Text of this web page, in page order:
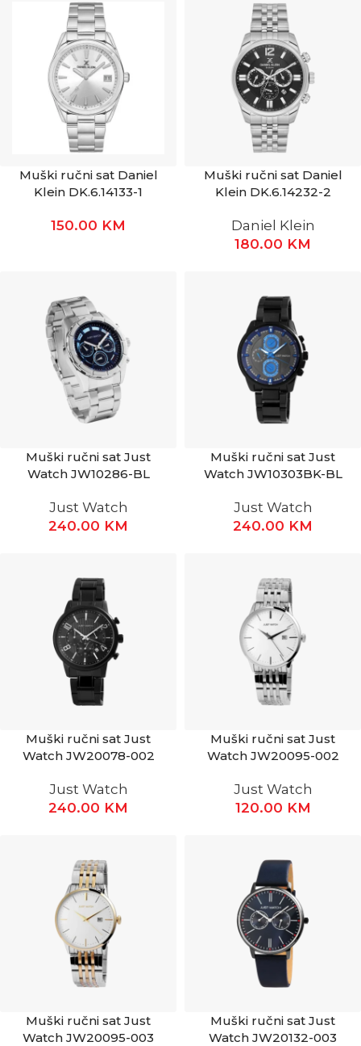
Muški ručni sat Daniel
Klein DK.6.14133-1
150.00 KM
Muški ručni sat Daniel
Klein DK.6.14232-2
Daniel Klein
180.00 KM
Muški ručni sat Just
Watch JW10286-BL
Just Watch
240.00 KM
Muški ručni sat Just
Watch JW10303BK-BL
Just Watch
240.00 KM
Muški ručni sat Just
Watch JW20078-002
Just Watch
240.00 KM
Muški ručni sat Just
Watch JW20095-002
Just Watch
120.00 KM
Muški ručni sat Just
Watch JW20095-003
Muški ručni sat Just
Watch JW20132-003